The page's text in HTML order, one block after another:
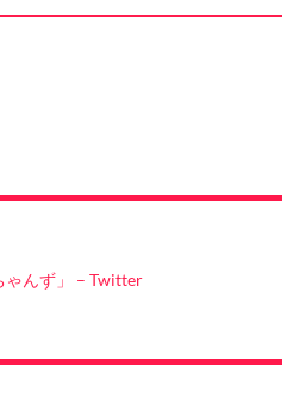
ゃんず」 – Twitter